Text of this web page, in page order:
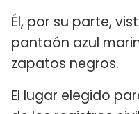
Él, por su parte,
pantaón azul
zapatos negros.
El lugar elegido